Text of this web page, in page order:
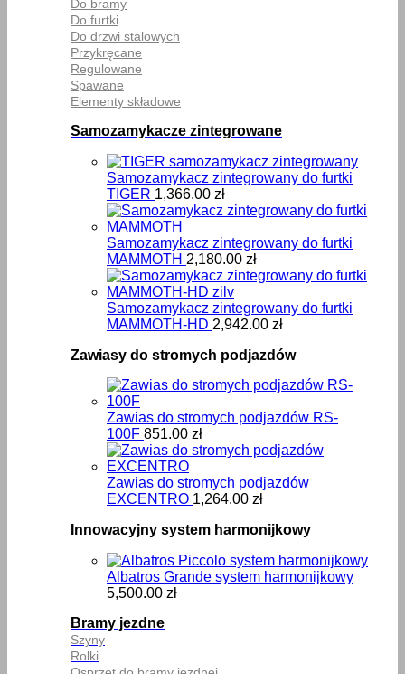
Do bramy
Do furtki
Do drzwi stalowych
Przykręcane
Regulowane
Spawane
Elementy składowe
Samozamykacze zintegrowane
Samozamykacz zintegrowany do furtki
TIGER 1,366.00 zł
Samozamykacz zintegrowany do furtki
MAMMOTH 2,180.00 zł
Samozamykacz zintegrowany do furtki
MAMMOTH-HD 2,942.00 zł
Zawiasy do stromych podjazdów
Zawias do stromych podjazdów RS-
100F 851.00 zł
Zawias do stromych podjazdów
EXCENTRO 1,264.00 zł
Innowacyjny system harmonijkowy
Albatros Grande system harmonijkowy
5,500.00 zł
Bramy jezdne
Szyny
Rolki